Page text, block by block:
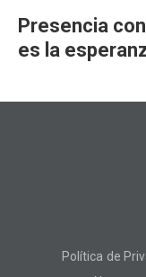
Presencia
es la
Política de